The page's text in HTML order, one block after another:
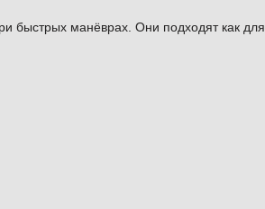
быстрых манёврах. Они подходят как для